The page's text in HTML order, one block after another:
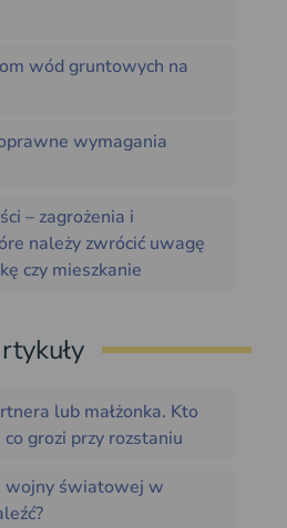
wód gruntowych na
wymagania
– zagrożenia i
należy zwrócić uwagę
czy mieszkanie
lub małżonka. Kto
grozi przy rozstaniu
wojny światowej w